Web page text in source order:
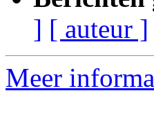
] [ auteur ]
Meer